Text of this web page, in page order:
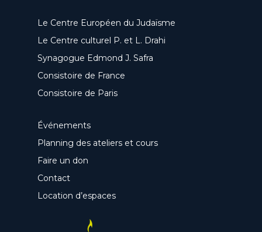
Le Centre Européen du Judaïsme
Le Centre culturel P. et L. Drahi
Synagogue Edmond J. Safra
Consistoire de France
Consistoire de Paris
Événements
Planning des ateliers et cours
Faire un don
Contact
Location d’espaces